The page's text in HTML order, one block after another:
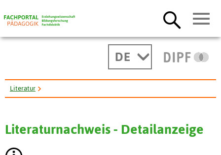
DE
Literatur
Literaturnachweis - Detailanzeige